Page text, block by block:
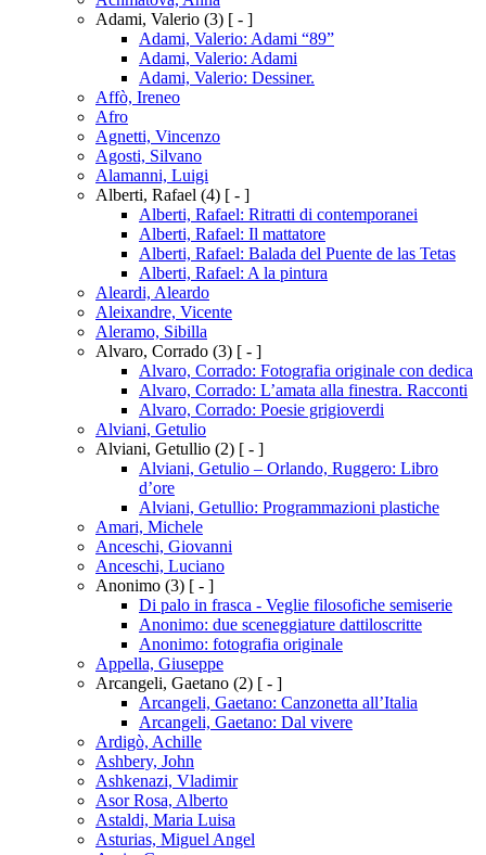
Adami, Valerio (3) [ - ]
Adami, Valerio: Adami “89”
Adami, Valerio: Adami
Adami, Valerio: Dessiner.
Affò, Ireneo
Afro
Agnetti, Vincenzo
Agosti, Silvano
Alamanni, Luigi
Alberti, Rafael (4) [ - ]
Alberti, Rafael: Ritratti di contemporanei
Alberti, Rafael: Il mattatore
Alberti, Rafael: Balada del Puente de las Tetas
Alberti, Rafael: A la pintura
Aleardi, Aleardo
Aleixandre, Vicente
Aleramo, Sibilla
Alvaro, Corrado (3) [ - ]
Alvaro, Corrado: Fotografia originale con dedica
Alvaro, Corrado: L’amata alla finestra. Racconti
Alvaro, Corrado: Poesie grigioverdi
Alviani, Getulio
Alviani, Getullio (2) [ - ]
Alviani, Getulio – Orlando, Ruggero: Libro
d’ore
Alviani, Getullio: Programmazioni plastiche
Amari, Michele
Anceschi, Giovanni
Anceschi, Luciano
Anonimo (3) [ - ]
Di palo in frasca - Veglie filosofiche semiserie
Anonimo: due sceneggiature dattiloscritte
Anonimo: fotografia originale
Appella, Giuseppe
Arcangeli, Gaetano (2) [ - ]
Arcangeli, Gaetano: Canzonetta all’Italia
Arcangeli, Gaetano: Dal vivere
Ardigò, Achille
Ashbery, John
Ashkenazi, Vladimir
Asor Rosa, Alberto
Astaldi, Maria Luisa
Asturias, Miguel Angel